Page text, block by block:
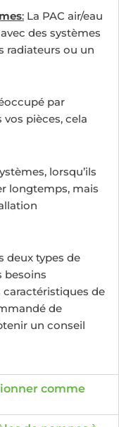
: La PAC air/eau
des systèmes
radiateurs ou un
par
pièces, cela
lorsqu’ils
longtemps, mais
deux types de
besoins
de
de
un conseil
comme